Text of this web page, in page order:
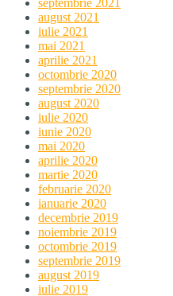
august 2021
iulie 2021
mai 2021
aprilie 2021
octombrie 2020
septembrie 2020
august 2020
iulie 2020
iunie 2020
mai 2020
aprilie 2020
martie 2020
februarie 2020
ianuarie 2020
decembrie 2019
noiembrie 2019
octombrie 2019
septembrie 2019
august 2019
iulie 2019